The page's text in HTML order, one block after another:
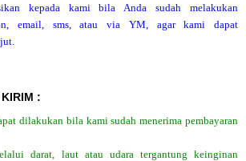
kepada kami bila Anda sudah melakukan
email, sms, atau via YM, agar kami dapat
:
dilakukan bila kami sudah menerima pembayaran
darat, laut atau udara tergantung keinginan